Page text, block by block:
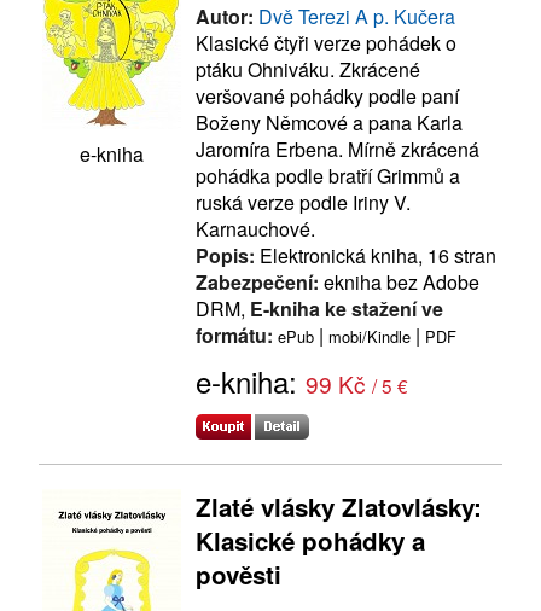
e-kniha
Autor: Dvě Terezi A p. Kučera
Klasické čtyři verze pohádek o
ptáku Ohniváku. Zkrácené
veršované pohádky podle paní
Boženy Němcové a pana Karla
Jaromíra Erbena. Mírně zkrácená
pohádka podle bratří Grimmů a
ruská verze podle Iriny V.
Karnauchové.
Popis: Elektronická kniha, 16 stran
Zabezpečení: ekniha bez Adobe
DRM, E-kniha ke stažení ve
formátu: ePub | mobi/Kindle | PDF
e-kniha: 99 Kč / 5 €
Zlaté vlásky Zlatovlásky:
Klasické pohádky a
pověsti